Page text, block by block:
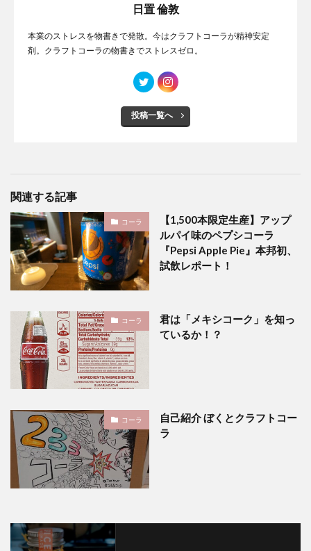
日置 倫敦
本業のストレスを物書きで発散。今はクラフトコーラが精神安定
剤。クラフトコーラの物書きでストレスゼロ。
投稿一覧へ
関連する記事
コーラ
【1,500本限定生産】アップ
ルパイ味のペプシコーラ
『Pepsi Apple Pie』本邦初、
試飲レポート！
コーラ
君は「メキシコーク」を知っ
ているか！？
コーラ
自己紹介 ぼくとクラフトコー
ラ